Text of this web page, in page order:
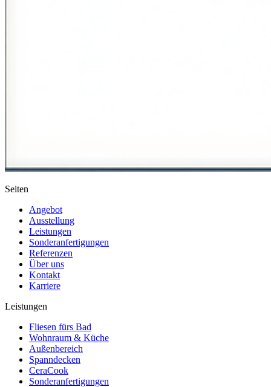
Seiten
Angebot
Ausstellung
Leistungen
Sonderanfertigungen
Referenzen
Über uns
Kontakt
Karriere
Leistungen
Fliesen fürs Bad
Wohnraum & Küche
Außenbereich
Spanndecken
CeraCook
Sonderanfertigungen